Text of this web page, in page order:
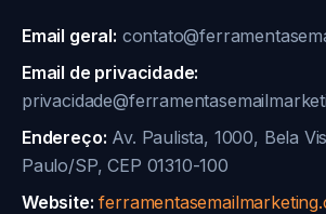
Email geral:
Email de privacidade:
Endereço: Av. Paulista, 1000, Bela
Paulo/SP, CEP 01310-100
Website: